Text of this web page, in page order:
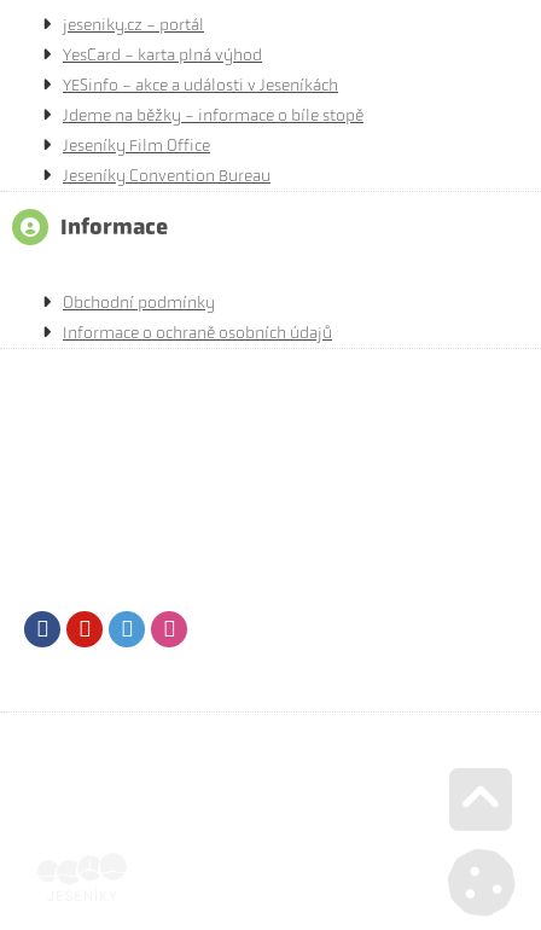
jeseniky.cz - portál
YesCard - karta plná výhod
YESinfo - akce a události v Jeseníkách
Jdeme na běžky - informace o bíle stopě
Jeseníky Film Office
Jeseníky Convention Bureau
Informace
Obchodní podmínky
Informace o ochraně osobních údajů
FacebookYoutubeTwitter
Go